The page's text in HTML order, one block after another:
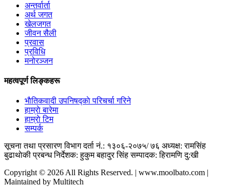
अन्तर्वार्ता
अर्थ जगत
खेलजगत
जीवन सैली
प्रवास
प्रविधि
मनोरञ्जन
महत्वपूर्ण लिङ्कहरू
भाैतिकवादी उपनिषद्काे परिचर्चा गरिने
हाम्राे बारेमा
हाम्राे टिम
सम्पर्क
सूचना तथा प्रसारण विभाग दर्ता नं.: १३०६-२०७५/ ७६ अध्यक्ष: रामसिंह
बुढाथाेकी प्रबन्ध निर्देशक: हुकुम बहादुर सिंह सम्पादक: हिरामणि दु:खी
Copyright © 2026 All Rights Reserved. | www.moolbato.com |
Maintained by Multitech